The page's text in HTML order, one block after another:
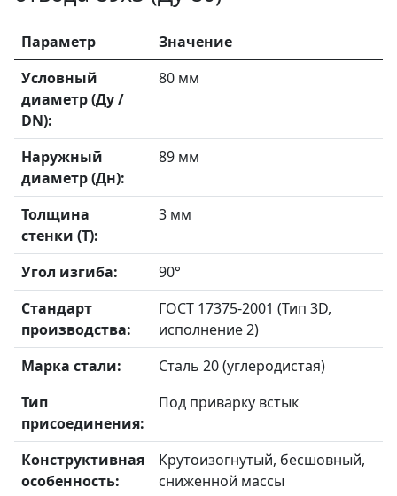
Параметр
Значение
Условный
диаметр (Ду /
DN):
80 мм
Наружный
диаметр (Дн):
89 мм
Толщина
стенки (Т):
3 мм
Угол изгиба:
90°
Стандарт
производства:
ГОСТ 17375-2001 (Тип 3D,
исполнение 2)
Марка стали:
Сталь 20 (углеродистая)
Тип
присоединения:
Под приварку встык
Конструктивная
особенность:
Крутоизогнутый, бесшовный,
сниженной массы